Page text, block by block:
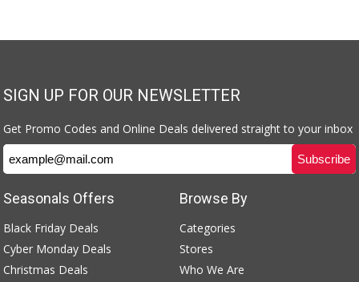
SIGN UP FOR OUR NEWSLETTER
Get Promo Codes and Online Deals delivered straight to your inbox
Browse By
Categories
Stores
Who We Are
Seasonals Offers
Black Friday Deals
Cyber Monday Deals
Christmas Deals